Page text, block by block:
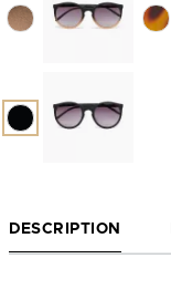
DESCRIPTION